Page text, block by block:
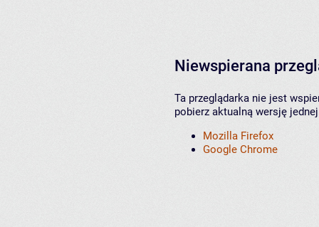
Niewspierana
Ta przeglądarka nie jest
pobierz aktualną wersję
Mozilla Firefox
Google Chrome